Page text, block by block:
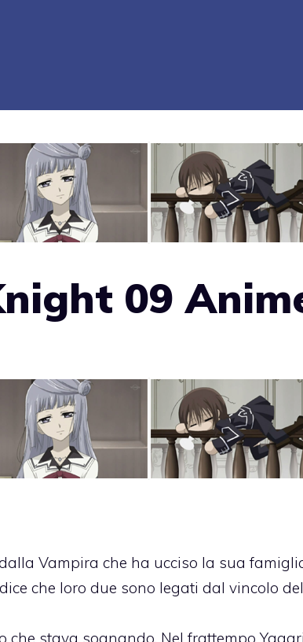
09
Vampira che ha ucciso la sua
che loro due sono legati dal vincolo